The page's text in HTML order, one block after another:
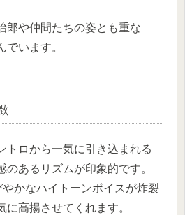
郎や仲間たちの姿とも重な
でいます。
トロから一気に引き込まれる
のあるリズムが印象的です。
かなハイトーンボイスが炸裂
に高揚させてくれます。